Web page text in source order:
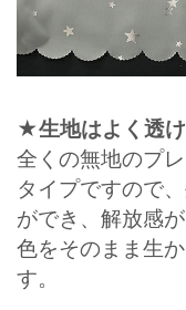
★生地はよく透
全くの無地のプ
タイプですので
ができ、解放感
色をそのまま生
す。